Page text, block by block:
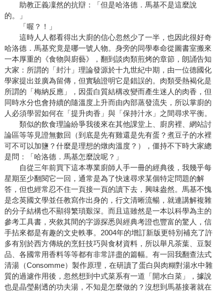
助教正義凜然的抗辯：「但是哈洛德．馬基不是這麼說
的。」
「喔？！」
這時人人都看得出大廚的信心忽然少了一半，也因此很好奇
哈洛德．馬基究竟是哪一號人物。身旁的同學奉命從圖書室搬來
一本厚重的《食物與廚藝》，翻到談肉類煎烤的章節，朗誦告知
大家：所謂的「封汁」理論發源於十九世紀中期，由一位德國化
學家提出並廣為留傳，但實驗證明它是錯誤的。肉類受熱褐化是
所謂的「梅納反應」，因蛋白質結構改變而產生迷人的肉香，但
同時水分也會持續的隨溫度上升而由內部蒸發流失，所以掌廚的
人必須學習如何在「提升肉香」與「保持汁水」之間尋求平衡。
類似的飲食理論紛爭我後來在其他課堂上、廚房裡、網站討
論區等等見證無數回（到底是先有雞還是先有蛋？煮豆子的水裡
可不可以加鹽？什麼是理想的燉肉溫度？），僵持不下時大家總
是問：「哈洛德．馬基怎麼說呢？」
自從三年前買下這本專業廚師人手一冊的經典後，我幾乎每
星期至少翻閱它一回，通常是為了快速尋求某個特定問題的解
答，但也經常忍不住一頁接一頁的讀下去，興味盎然。馬基不愧
是念英國文學並任教寫作出身的，行文清晰流暢，就連講解複雜
的分子結構也不顯得繁瑣艱深。而且這雖然是一本以科學為主的
參考工具書，夾敘其間的字源探悉與經典考證也豐富的驚人，信
手拈來都是有趣的文史軼事。2004年的增訂新版更特別補充了許
多有別於西方傳統的烹飪技巧與食材資料，所以舉凡茶葉、豆製
品、各國常用香料等等都有非常詳盡的篇幅。有一回我翻查法式
清湯（Consomme）製作原理，在研讀了蛋白與肉糊對湯水中雜
質的過濾作用後，忽然想到中式菜系有一道「開水白菜」，據說
也是晶瑩剔透的功夫湯，不知是怎麼做的？沒想到馬基接著就在